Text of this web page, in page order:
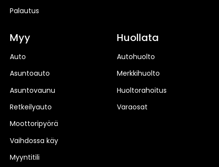
Palautus
Myy
Auto
Asuntoauto
Asuntovaunu
Retkeilyauto
Moottoripyörä
Vaihdossa käy
Myyntitili
Huollata
Autohuolto
Merkkihuolto
Huoltorahoitus
Varaosat